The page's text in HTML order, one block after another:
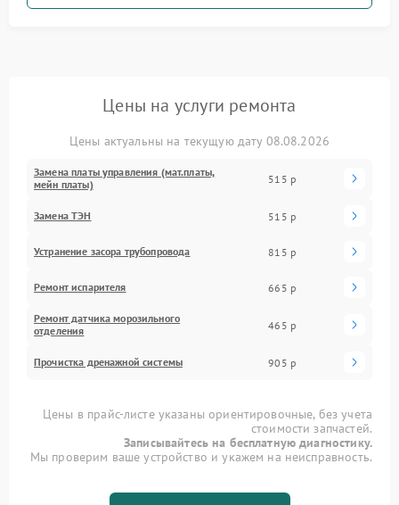
Цены на услуги ремонта
Цены актуальны на текущую дату 08.08.2026
Замена платы управления (мат.платы,
мейн платы)
515 р
Замена ТЭН 515 р
Устранение засора трубопровода 815 р
Ремонт испарителя 665 р
Ремонт датчика морозильного
отделения
465 р
Прочистка дренажной системы 905 р
Цены в прайс-листе указаны ориентировочные, без учета
стоимости запчастей.
Записывайтесь на бесплатную диагностику.
Мы проверим ваше устройство и укажем на неисправность.